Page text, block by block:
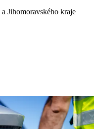
Jihomoravského kraje